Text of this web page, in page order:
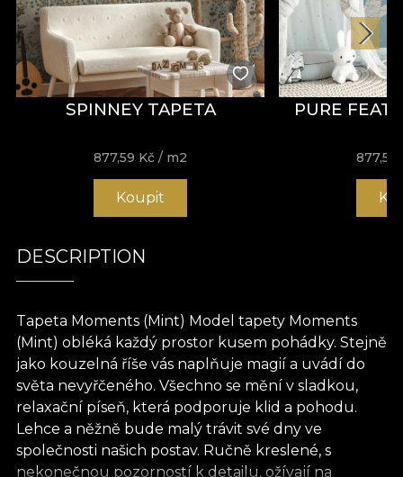
SPINNEY TAPETA
877,59 Kč / m2
Koupit
PURE
877,59
DESCRIPTION
Tapeta Moments (Mint) Model tapety Moments
(Mint) obléká každý prostor kusem pohádky. Stejně
jako kouzelná říše vás naplňuje magií a uvádí do
světa nevyřčeného. Všechno se mění v sladkou,
relaxační píseň, která podporuje klid a pohodu.
Lehce a něžně bude malý trávit své dny ve
společnosti našich postav. Ručně kreslené, s
nekonečnou pozorností k detailu, ožívají na